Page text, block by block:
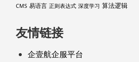
CMS 易语言 正则表达式 深度学习 算法逻辑
友情链接
企壹航企服平台